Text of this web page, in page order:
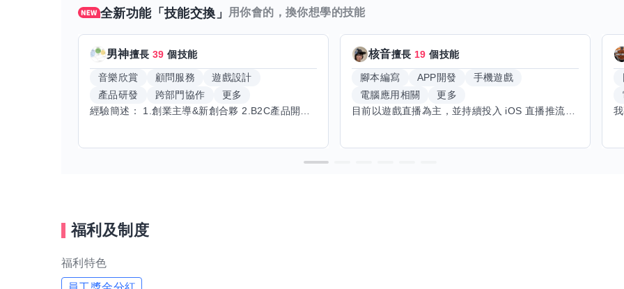
全新功能「技能交換」 用你會的，換你想學的技能
男神擅長39 個技能
音樂欣賞 顧問服務
遊戲設計
產品研發
跨部門協作
更多
經驗簡述： 1.創業主導&新創合夥 2.B2C產品開發運營一條龍 3.AI應用開發與量化研究新創 標籤話題都可以聊，開放交流 找尋共同創業機會，亦歡迎新創收編
核音擅長 19 個技能
腳本編寫 APP開發
手機遊戲
電腦應用相關
更多
目前以遊戲直播為主，並持續投入 iOS 直播推流應用開發。對直播技術、影音串流、AI 應用、內容創作與產品設計有濃厚興趣，平時透過實作累積開發經驗，也持續學習 Godot 遊戲開發、影音剪輯、音樂創作與編曲等相關技術。 希望透過技能交換認識不同背景的夥伴，一起交流開發經驗、Side Project、AI 工作流程、內容創作與職涯發展。如果你也對程式開發、直播技術、設計、美術、Cosplay、造型、化妝、攝影、影音製作、音樂創作等領域有興趣，都很歡迎交流，彼此分享經驗、互相學習，一起成長。
福利及制度
福利特色